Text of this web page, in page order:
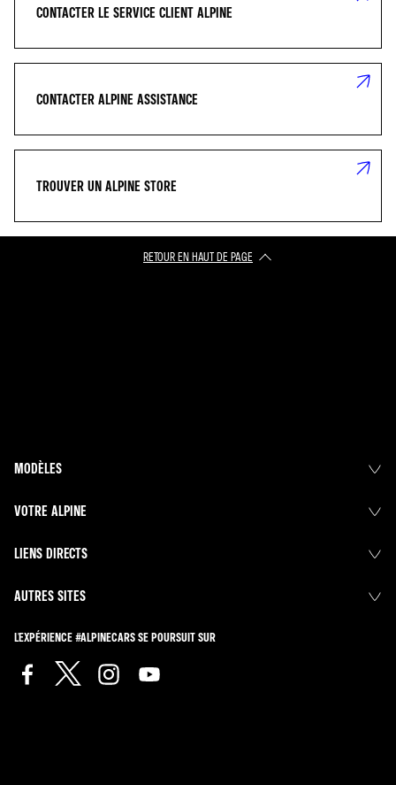
CONTACTER LE SERVICE CLIENT ALPINE
CONTACTER ALPINE ASSISTANCE
TROUVER UN ALPINE STORE
RETOUR EN HAUT DE PAGE
MODÈLES
VOTRE ALPINE
LIENS DIRECTS
AUTRES SITES
L'EXPÉRIENCE #ALPINECARS SE POURSUIT SUR